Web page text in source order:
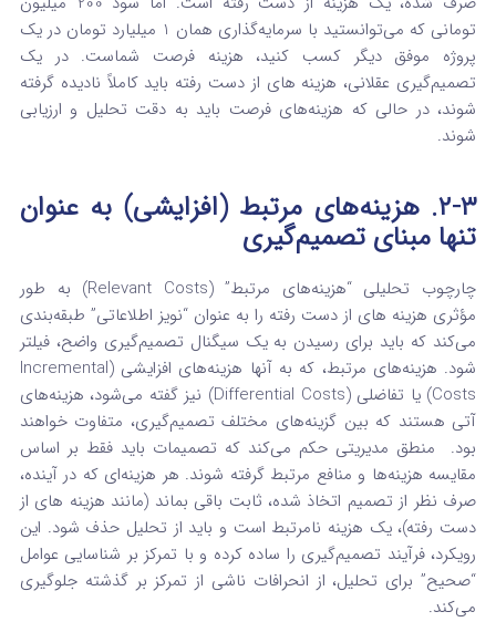
تومانی که می‌توانستید با سرمایه‌گذاری همان 1 میلیارد تومان در یک
پروژه موفق دیگر کسب کنید، هزینه فرصت شماست. در یک
تصمیم‌گیری عقلانی، هزینه های از دست رفته باید کاملاً نادیده گرفته
شوند، در حالی که هزینه‌های فرصت باید به دقت تحلیل و ارزیابی
شوند.
۲-۳. هزینه‌های مرتبط (افزایشی) به عنوان
تنها مبنای تصمیم‌گیری
چارچوب تحلیلی “هزینه‌های مرتبط” (Relevant Costs) به طور
مؤثری هزینه های از دست رفته را به عنوان “نویز اطلاعاتی” طبقه‌بندی
می‌کند که باید برای رسیدن به یک سیگنال تصمیم‌گیری واضح، فیلتر
شود. هزینه‌های مرتبط، که به آنها هزینه‌های افزایشی (Incremental
Costs) یا تفاضلی (Differential Costs) نیز گفته می‌شود، هزینه‌های
آتی هستند که بین گزینه‌های مختلف تصمیم‌گیری، متفاوت خواهند
بود.
منطق مدیریتی حکم می‌کند که تصمیمات باید فقط بر اساس
مقایسه هزینه‌ها و منافع مرتبط گرفته شوند. هر هزینه‌ای که در آینده،
صرف نظر از تصمیم اتخاذ شده، ثابت باقی بماند (مانند هزینه های از
دست رفته)، یک هزینه نامرتبط است و باید از تحلیل حذف شود. این
رویکرد، فرآیند تصمیم‌گیری را ساده کرده و با تمرکز بر شناسایی عوامل
“صحیح” برای تحلیل، از انحرافات ناشی از تمرکز بر گذشته جلوگیری
می‌کند.